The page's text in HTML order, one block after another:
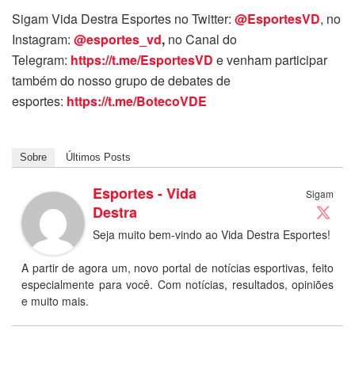
Sigam Vida Destra Esportes no Twitter: @EsportesVD, no
Instagram: @esportes_vd, no Canal do
Telegram: https://t.me/EsportesVD e venham participar
também do nosso grupo de debates de
esportes: https://t.me/BotecoVDE
Sobre Últimos Posts
Sigam
Esportes - Vida
Destra
Seja muito bem-vindo ao Vida Destra Esportes!
A partir de agora um, novo portal de notícias esportivas, feito
especialmente para você. Com notícias, resultados, opiniões
e muito mais.